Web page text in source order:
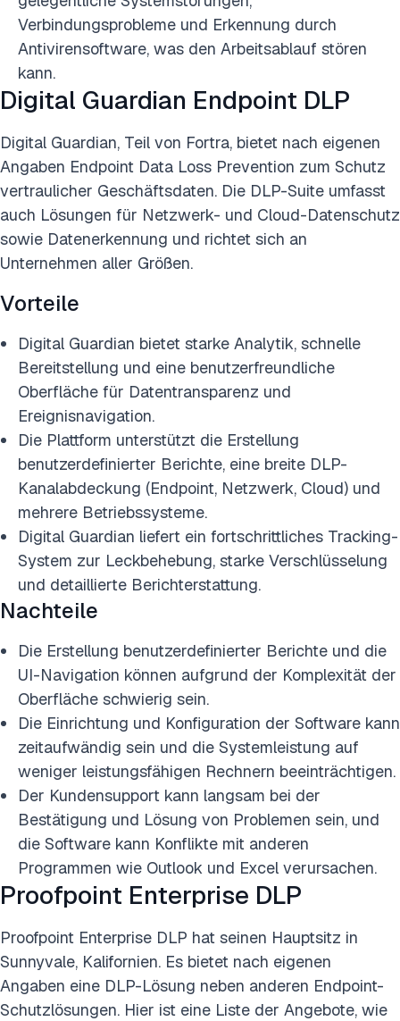
Verbindungsprobleme und Erkennung durch
Antivirensoftware, was den Arbeitsablauf stören
kann.
Digital Guardian Endpoint DLP
Digital Guardian, Teil von Fortra, bietet nach eigenen
Angaben Endpoint Data Loss Prevention zum Schutz
vertraulicher Geschäftsdaten. Die DLP-Suite umfasst
auch Lösungen für Netzwerk- und Cloud-Datenschutz
sowie Datenerkennung und richtet sich an
Unternehmen aller Größen.
Vorteile
Digital Guardian bietet starke Analytik, schnelle
Bereitstellung und eine benutzerfreundliche
Oberfläche für Datentransparenz und
Ereignisnavigation.
Die Plattform unterstützt die Erstellung
benutzerdefinierter Berichte, eine breite DLP-
Kanalabdeckung (Endpoint, Netzwerk, Cloud) und
mehrere Betriebssysteme.
Digital Guardian liefert ein fortschrittliches Tracking-
System zur Leckbehebung, starke Verschlüsselung
und detaillierte Berichterstattung.
Nachteile
Die Erstellung benutzerdefinierter Berichte und die
UI-Navigation können aufgrund der Komplexität der
Oberfläche schwierig sein.
Die Einrichtung und Konfiguration der Software kann
zeitaufwändig sein und die Systemleistung auf
weniger leistungsfähigen Rechnern beeinträchtigen.
Der Kundensupport kann langsam bei der
Bestätigung und Lösung von Problemen sein, und
die Software kann Konflikte mit anderen
Programmen wie Outlook und Excel verursachen.
Proofpoint Enterprise DLP
Proofpoint Enterprise DLP hat seinen Hauptsitz in
Sunnyvale, Kalifornien. Es bietet nach eigenen
Angaben eine DLP-Lösung neben anderen Endpoint-
Schutzlösungen. Hier ist eine Liste der Angebote, wie